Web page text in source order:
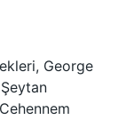
George